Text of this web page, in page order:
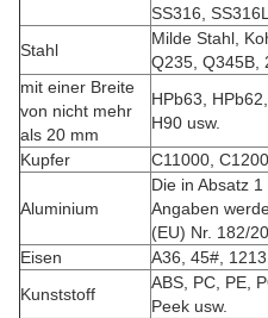
SS316,
Stahl
Milde Stahl,
Q235, Q345B,
mit einer Breite
von nicht mehr
als 20 mm
HPb63,
H90 usw.
Kupfer
C11000,
Aluminium
Die in Absatz
Angaben
(EU) Nr. 182/
Eisen
A36, 45#,
Kunststoff
ABS, PC, PE,
Peek usw.